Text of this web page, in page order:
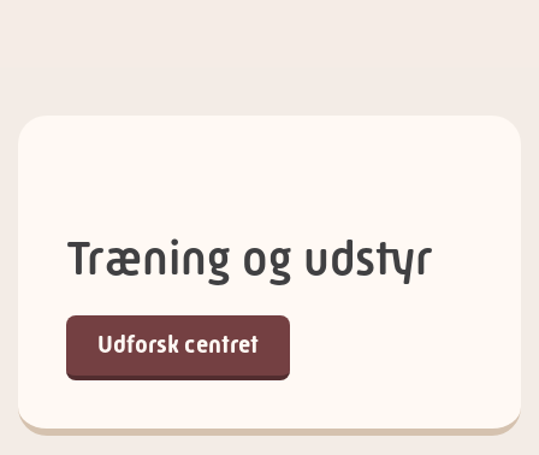
Træning og udstyr
Udforsk centret